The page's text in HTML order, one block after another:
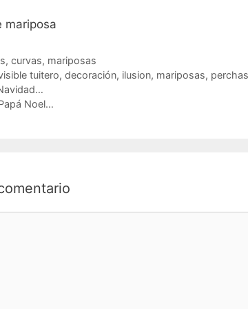
mariposa
, curvas, mariposas
tuitero, decoración, ilusion, mariposas, perchas
Noel…